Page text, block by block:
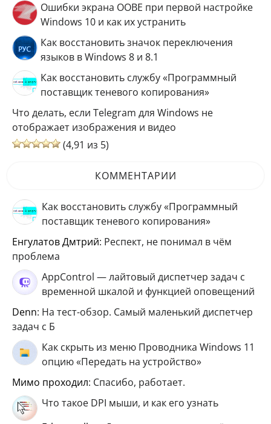
Ошибки экрана OOBE при первой настройке
Windows 10 и как их устранить
Как восстановить значок переключения
языков в Windows 8 и 8.1
Как восстановить службу «Программный
поставщик теневого копирования»
Что делать, если Telegram для Windows не
отображает изображения и видео
(4,91 из 5)
КОММЕНТАРИИ
Как восстановить службу «Программный
поставщик теневого копирования»
Енгулатов Дмтрий: Респект, не понимал в чём
проблема
AppControl — лайтовый диспетчер задач с
временной шкалой и функцией оповещений
Denn: На тест-обзор. Самый маленький диспетчер
задач с Б
Как скрыть из меню Проводника Windows 11
опцию «Передать на устройство»
мимо проходил: Спасибо, работает.
Что такое DPI мыши, и как его узнать